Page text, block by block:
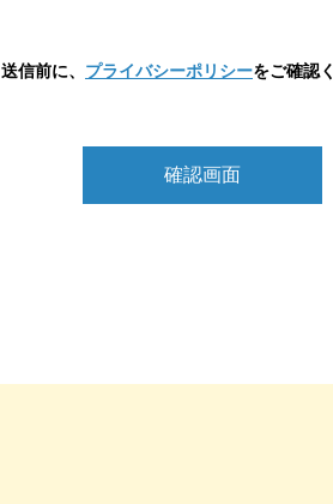
送信前に、 プライバシーポリシーをご確認